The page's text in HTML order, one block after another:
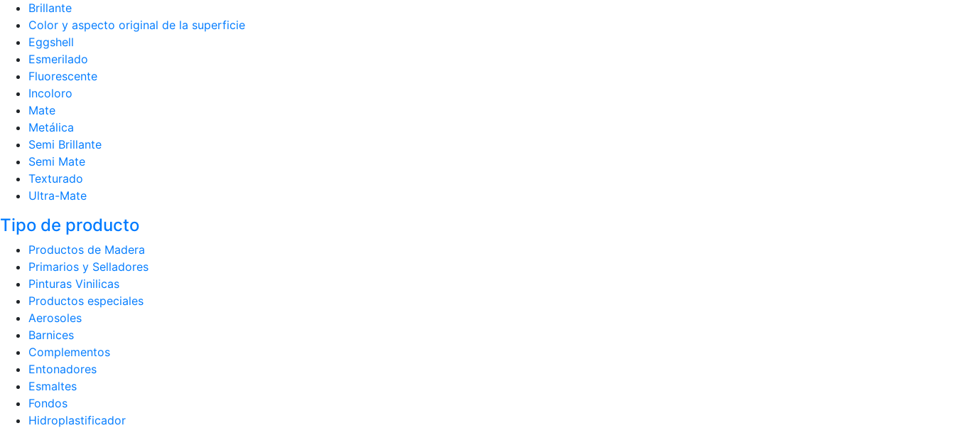
Brillante
Color y aspecto original de la superficie
Eggshell
Esmerilado
Fluorescente
Incoloro
Mate
Metálica
Semi Brillante
Semi Mate
Texturado
Ultra-Mate
Tipo de producto
Productos de Madera
Primarios y Selladores
Pinturas Vinilicas
Productos especiales
Aerosoles
Barnices
Complementos
Entonadores
Esmaltes
Fondos
Hidroplastificador